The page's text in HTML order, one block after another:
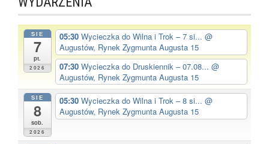
SIE
7
pt.
2026
05:30 Wycieczka do Wilna i Trok – 7 si... @
Augustów, Rynek Zygmunta Augusta 15
07:30 Wycieczka do Druskiennik – 07.08... @
Augustów, Rynek Zygmunta Augusta 15
SIE
8
sob.
2026
05:30 Wycieczka do Wilna i Trok – 8 si... @
Augustów, Rynek Zygmunta Augusta 15